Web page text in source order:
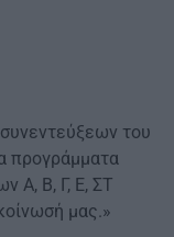
του
προγράμματα
Α, Β, Γ, Ε, ΣΤ
μας.»